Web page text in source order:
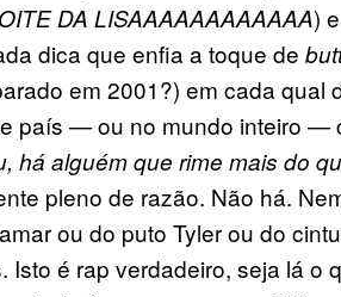
DA LISAAAAAAAAAAAA)
dica que enfia a toque de
em 2001?) em cada qual
país — ou no mundo inteiro —
há alguém que rime mais do
pleno de razão. Não há.
ou do puto Tyler ou do
Isto é rap verdadeiro, seja lá o